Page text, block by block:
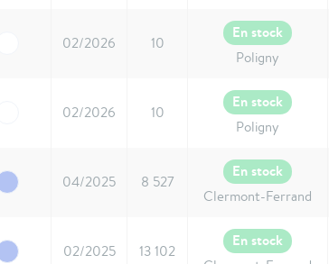
02/2026 10
En stock
Poligny
02/2026 10
En stock
Poligny
04/2025 8 527
En stock
Clermont-Ferrand
02/2025 13 102
En stock